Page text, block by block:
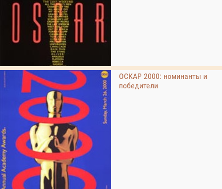
ОСКАР 2000: номинанты и
победители